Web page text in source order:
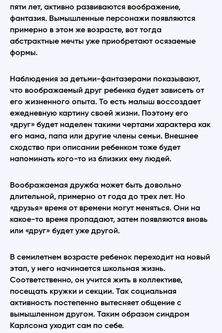
пяти лет, активно развиваются воображение,
фантазия. Вымышленные персонажи появляются
примерно в этом же возрасте, вот тогда
абстрактные мечты уже приобретают осязаемые
формы.
Наблюдения за детьми-фантазерами показывают,
что воображаемый друг ребенка будет зависеть от
его жизненного опыта. То есть малыш воссоздает
ежедневную картину своей жизни. Поэтому его
«друг» будет наделен такими чертами характера как
его мама, папа или другие члены семьи. Внешнее
сходство при описании ребенком тоже будет
напоминать кого-то из близких ему людей.
Воображаемая дружба может быть довольно
длительной, примерно от года до трех лет. Но
«друзья» время от времени могут меняться. Они на
какое-то время пропадают, затем появляются вновь
или «друг» будет уже другой.
В семилетнем возрасте ребенок переходит на новый
этап, у него начинается школьная жизнь.
Соответственно, он учится жить в коллективе,
посещать кружки и секции. Так социальная
активность постепенно вытесняет общение с
вымышленном другом. Таким образом синдром
Карлсона уходит сам по себе.